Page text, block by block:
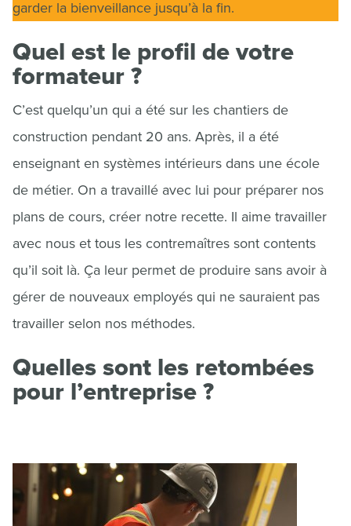
garder la bienveillance jusqu’à la fin.
Quel est le profil de votre
formateur ?
C’est quelqu’un qui a été sur les chantiers de
construction pendant 20 ans. Après, il a été
enseignant en systèmes intérieurs dans une école
de métier. On a travaillé avec lui pour préparer nos
plans de cours, créer notre recette. Il aime travailler
avec nous et tous les contremaîtres sont contents
qu’il soit là. Ça leur permet de produire sans avoir à
gérer de nouveaux employés qui ne sauraient pas
travailler selon nos méthodes.
Quelles sont les retombées
pour l’entreprise ?